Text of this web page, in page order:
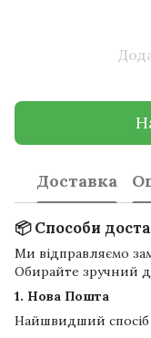
Доставка
📦 Способи
Ми відправляємо
Обирайте зручний
1. Нова Пошта
Найшвидший спосіб